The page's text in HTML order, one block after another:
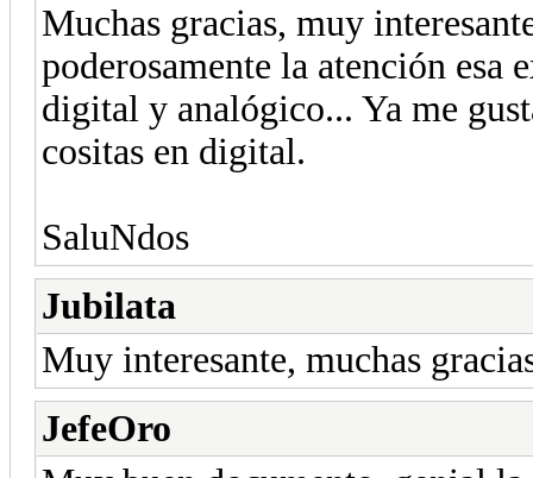
Muchas gracias, muy
poderosamente la atención esa
digital y analógico... Ya me
cositas en digital.
SaluNdos
Jubilata
Muy interesante, muchas
JefeOro